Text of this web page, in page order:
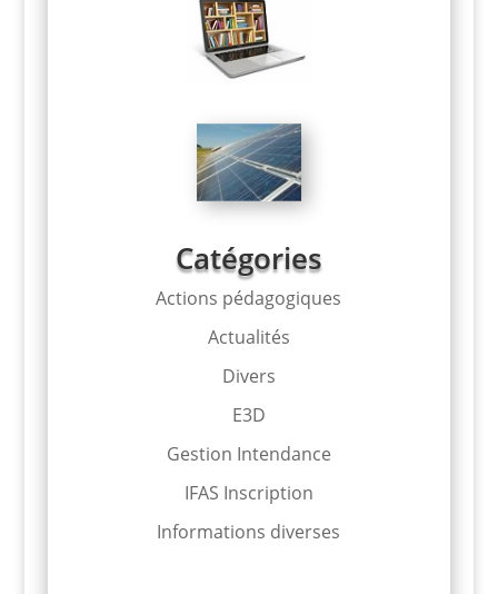
Catégories
Actions pédagogiques
Actualités
Divers
E3D
Gestion Intendance
IFAS Inscription
Informations diverses